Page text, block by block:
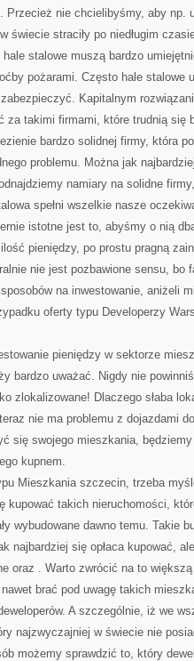
Przecież nie chcielibyśmy, aby np.
świecie straciły po niedługim
stalowe muszą bardzo
pożarami. Często hale stalowe
Kapitalnym
za takimi firmami, które trudnią się
bardzo solidnej firmy, która
problemu. Można jak
namiary na solidne
spełni wszelkie nasze
istotne jest to, abyśmy o nią
pieniędzy, po prostu pragną
nie jest pozbawione sensu,
na inwestowanie, aniżeli
oferty typu Developerzy
pieniędzy w sektorze
bardzo uważać. Nigdy nie
zlokalizowane! Dlaczego słaba
nie ma problemu z dojazdami
się swojego mieszkania,
kupnem.
Mieszkania szczecin, trzeba
kupować takich nieruchomości,
wybudowane dawno temu. Takie
najbardziej się opłaca kupować,
oraz . Warto zwrócić na to
brać pod uwagę takich
A szczególnie, iż we
najzwyczajniej w świecie nie
możemy sprawdzić to, który